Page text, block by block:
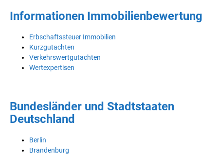
Informationen Immobilienbewertung
Erbschaftssteuer Immobilien
Kurzgutachten
Verkehrswertgutachten
Wertexpertisen
Bundesländer und Stadtstaaten
Deutschland
Berlin
Brandenburg